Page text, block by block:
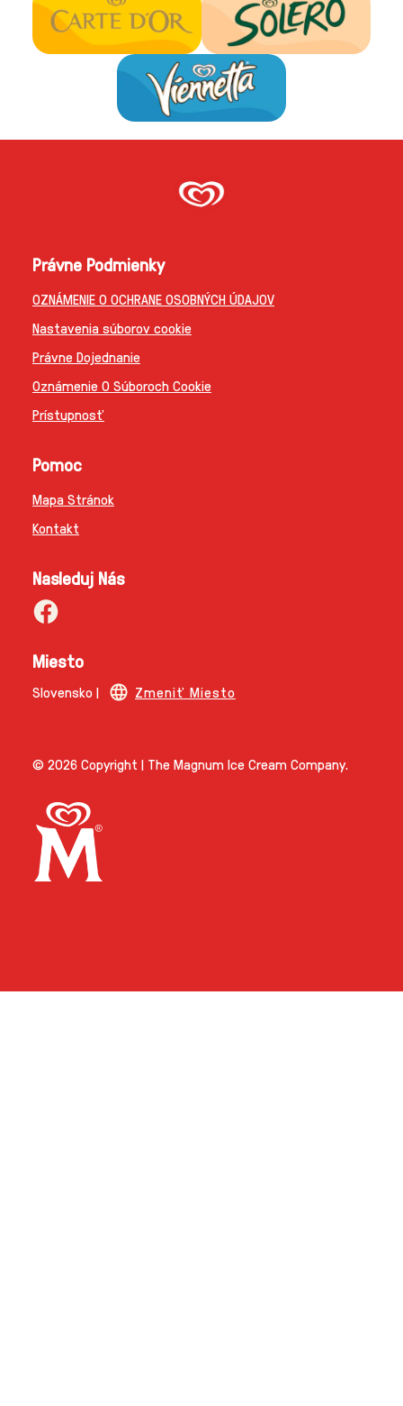
Právne Podmienky
OZNÁMENIE O OCHRANE OSOBNÝCH ÚDAJOV
Nastavenia súborov cookie
Právne Dojednanie
Oznámenie O Súboroch Cookie
Prístupnosť
Pomoc
Mapa Stránok
Kontakt
Nasleduj Nás
Miesto
Slovensko | Zmeniť Miesto
© 2026 Copyright | The Magnum Ice Cream Company.